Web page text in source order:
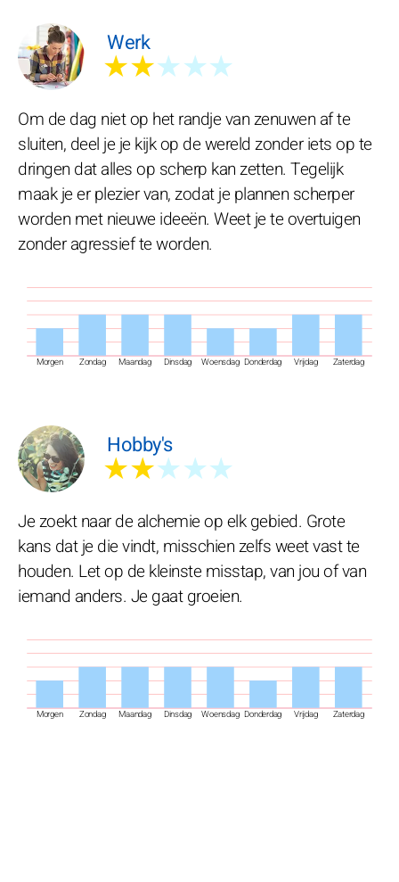
Werk
★★★★★
Morgen Zondag Maandag Dinsdag Woensdag Donderdag Vrijdag Zaterdag
Om de dag niet op het randje van zenuwen af te
sluiten, deel je je kijk op de wereld zonder iets op te
dringen dat alles op scherp kan zetten. Tegelijk
maak je er plezier van, zodat je plannen scherper
worden met nieuwe ideeën. Weet je te overtuigen
zonder agressief te worden.
Hobby's
★★★★★
Morgen Zondag Maandag Dinsdag Woensdag Donderdag Vrijdag Zaterdag
Je zoekt naar de alchemie op elk gebied. Grote
kans dat je die vindt, misschien zelfs weet vast te
houden. Let op de kleinste misstap, van jou of van
iemand anders. Je gaat groeien.